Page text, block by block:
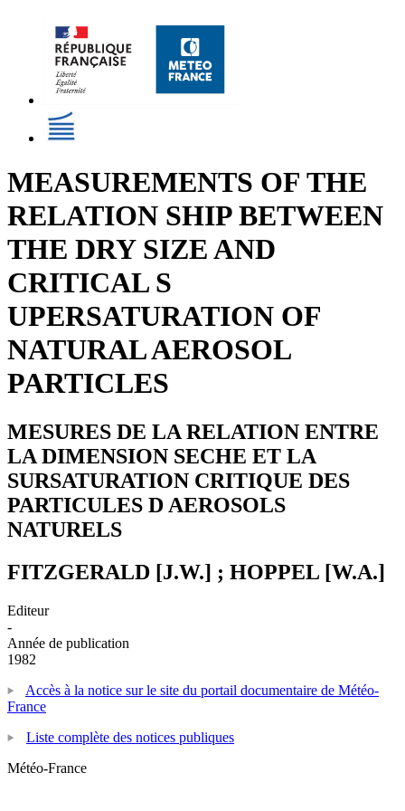
MEASUREMENTS OF THE
RELATION SHIP BETWEEN
THE DRY SIZE AND
CRITICAL S
UPERSATURATION OF
NATURAL AEROSOL
PARTICLES
MESURES DE LA RELATION ENTRE
LA DIMENSION SECHE ET LA
SURSATURATION CRITIQUE DES
PARTICULES D AEROSOLS
NATURELS
FITZGERALD [J.W.] ; HOPPEL [W.A.]
Editeur
-
Année de publication
1982
Accès à la notice sur le site du portail documentaire de Météo-
France
Liste complète des notices publiques
Météo-France